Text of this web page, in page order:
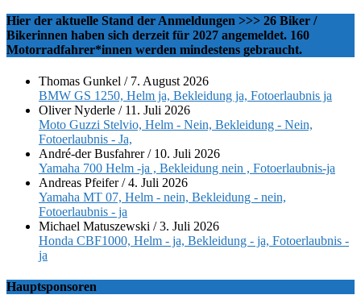
Hier der aktuelle Stand der Anmeldungen >>> 26 Biker /
Bikerinnen haben sich derzeit für 2027 angemeldet. 160
Motorradfahrer*innen werden mindestens gebraucht.
Thomas Gunkel / 7. August 2026
BMW GS 1250, Helm ja, Bekleidung ja, Fotoerlaubnis ja
Oliver Nyderle / 11. Juli 2026
Moto Guzzi Stelvio, Helm - Nein, Bekleidung - Nein,
Fotoerlaubnis - Ja,
André-der Busfahrer/ 10. Juli 2026
Yamaha 700 Helm -ja , Bekleidung nein , Fotoerlaubnis-ja
Andreas Pfeifer/4. Juli 2026
Yamaha MT 07, Helm - nein, Bekleidung - nein,
Fotoerlaubnis - ja
Michael Matuszewski /3. Juli 2026
Honda CBF1000, Helm - ja, Bekleidung - ja, Fotoerlaubnis -
ja
Hauptsponsoren